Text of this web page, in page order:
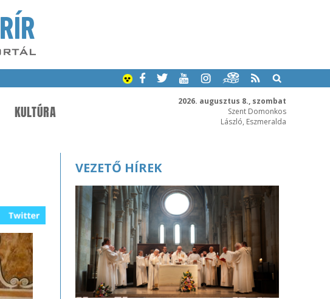
2026. augusztus 8., szombat
Szent Domonkos
László, Eszmeralda
KULTÚRA
VEZETŐ HÍREK